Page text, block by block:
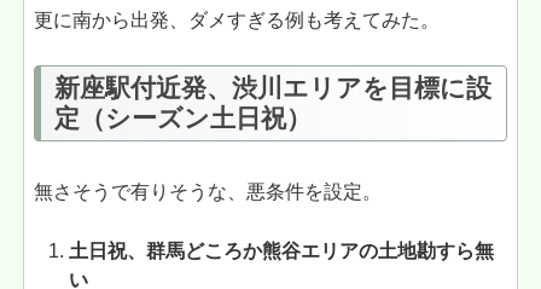
更に南から出発、ダメすぎる例も考えてみた。
新座駅付近発、渋川エリアを目標に設
定（シーズン土日祝）
無さそうで有りそうな、悪条件を設定。
土日祝、群馬どころか熊谷エリアの土地勘すら無
い